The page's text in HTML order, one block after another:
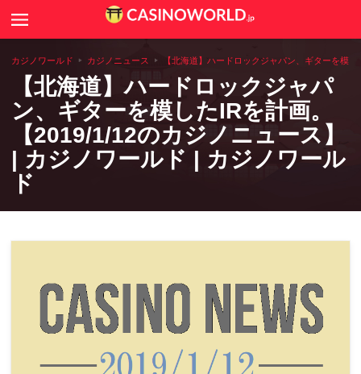
カジノニュース
カジノゲームのルールや攻略法
カジノコラム
世界のカジノ情報
全国アミューズメントカジノ一覧
Search
カジノワールド カジノニュース 【北海道】ハードロックジャパン、ギターを模
【北海道】ハードロックジャパ
ン、ギターを模したIRを計画。
【2019/1/12のカジノニュース】
| カジノワールド | カジノワール
ド